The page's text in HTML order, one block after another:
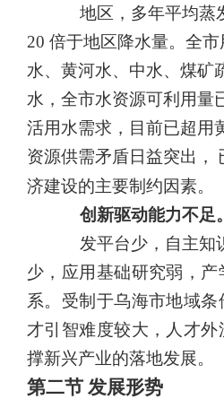
地区，多年平均蒸
20 倍于地区降水量。全
水、黄河水、中水、煤矿
水，全市水资源可利用量
活用水需求，目前已超用
资源供需矛盾日益突出，
济建设的主要制约因素。
创新驱动能力不足。
发平台少，自主知
少，应用基础研究弱，
系。受制于乌海市地域
才引智难度较大，人才
撑新兴产业的落地发展。
第二节 发展形势